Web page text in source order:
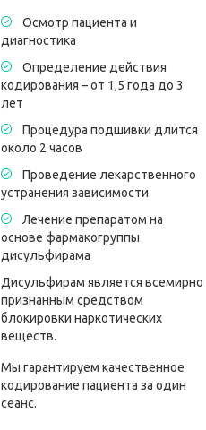
Осмотр пациента и
диагностика
Определение действия
кодирования – от 1,5 года до 3
лет
Процедура подшивки длится
около 2 часов
Проведение лекарственного
устранения зависимости
Лечение препаратом на
основе фармакогруппы
дисульфирама
Дисульфирам является всемирно
признанным средством
блокировки наркотических
веществ.
Мы гарантируем качественное
кодирование пациента за один
сеанс.